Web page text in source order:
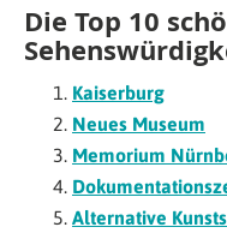
Die Top 10
Kaiserburg
Neues Museum
Memorium
Alternative